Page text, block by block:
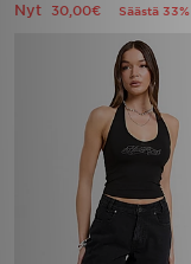
Nyt 30,00€ Säästä 33%